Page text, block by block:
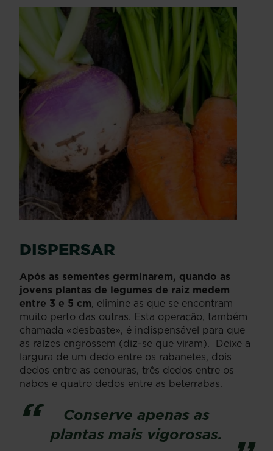
DISPERSAR
Após as sementes germinarem, quando as
jovens plantas de legumes de raiz medem
entre 3 e 5 cm, elimine as que se encontram
muito perto das outras. Esta operação, também
chamada «desbaste», é indispensável para que
as raízes engrossem (diz-se que viram). Deixe a
largura de um dedo entre os rabanetes, dois
dedos entre as cenouras, três dedos entre os
nabos e quatro dedos entre as beterrabas.
Conserve apenas as
plantas mais vigorosas.